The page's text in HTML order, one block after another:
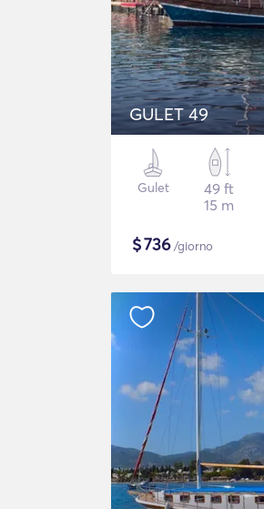
GULET 49
Gulet
49 ft
15 m
$736/giorno